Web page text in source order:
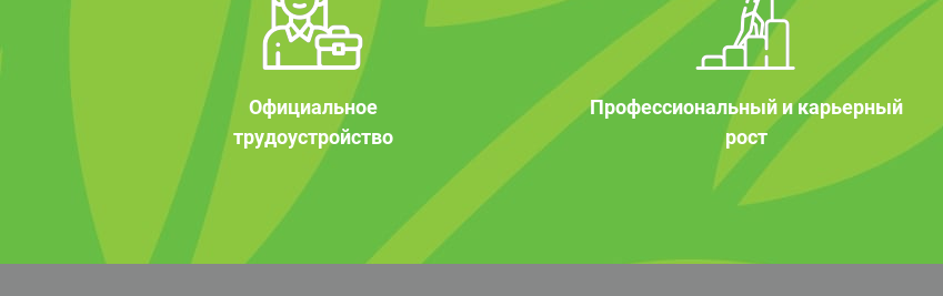
Официальное
трудоустройство
Профессиональный и карьерный
рост